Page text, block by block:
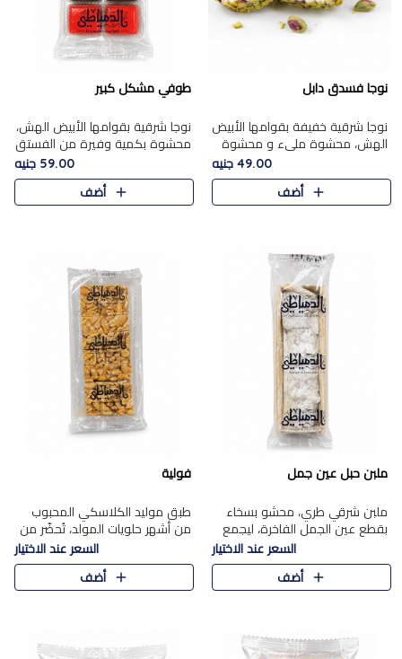
نوجا فسدق دابل
نوجا شرقية خفيفة بقوامها الأبيض
الهش، محشوة مليء و محشوة
بـكمية وفيرة من الفستق الفاخر
لتمنحك نكهة مكسرات غنية
وقرمشة مميزة في كل قطعة و
49.00 جنيه
أضف
طوفي مشكل كبير
نوجا شرقية بقوامها الأبيض الهش،
محشوة بكمية وفيرة من الفستق
الفاخر لتمنحك نكهة غنية وقرمشة
مميزة في كل قطعة، لتجربة تجمع
بين الفخامة والمذاق..
59.00 جنيه
أضف
ملبن حبل عين جمل
ملبن شرقي طري، محشو بسخاء
بقطع عين الجمل الفاخرة، ليجمع
بين القوام الناعم وقرمشة الجوز
في مذاق شرقي أصيل.
السعر عند الاختيار
أضف
فولية
طبق موليد الكلاسكي المحبوب
من أشهر حلويات المولد، تُحضّر من
فول سوداني محمص بعناية
ومغلف بطبقة رقيقة من السكر
المكرمل، لتمنحك قرمشة أصيلة
السعر عند الاختيار
أضف